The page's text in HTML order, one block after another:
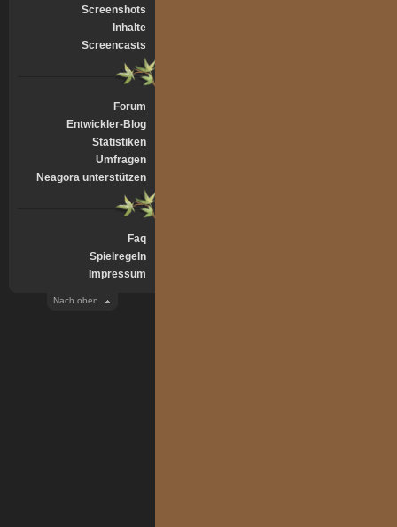
Screenshots
Inhalte
Screencasts
Forum
Entwickler-Blog
Statistiken
Umfragen
Neagora unterstützen
Faq
Spielregeln
Impressum
Nach oben